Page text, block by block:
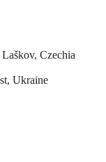
Czechia
Ukraine